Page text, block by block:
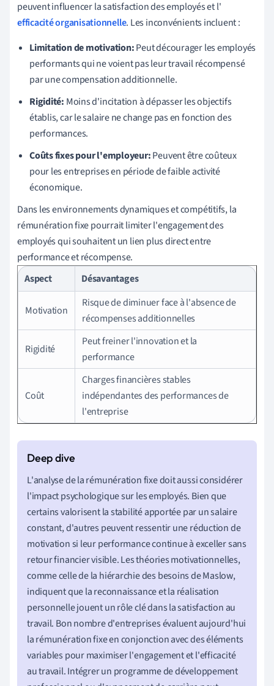
peuvent influencer la satisfaction des employés et l'
efficacité organisationnelle. Les inconvénients incluent :
Limitation de motivation:Peut décourager les employés
performants qui ne voient pas leur travail récompensé
par une compensation additionnelle.
Rigidité: Moins d'incitation à dépasser les objectifs
établis, car le salaire ne change pas en fonction des
performances.
Coûts fixes pour l'employeur:Peuvent être coûteux
pour les entreprises en période de faible activité
économique.
Dans les environnements dynamiques et compétitifs, la
rémunération fixe pourrait limiter l'engagement des
employés qui souhaitent un lien plus direct entre
performance et récompense.
Aspect
Désavantages
Motivation
Risque de diminuer face à l'absence de
récompenses additionnelles
Rigidité
Peut freiner l'innovation et la
performance
Coût
Charges financières stables
indépendantes des performances de
l'entreprise
L'analyse de la rémunération fixe doit aussi considérer
l'impact psychologique sur les employés. Bien que
certains valorisent la stabilité apportée par un salaire
constant, d'autres peuvent ressentir une réduction de
motivation si leur performance continue à exceller sans
retour financier visible. Les théories motivationnelles,
comme celle de la hiérarchie des besoins de Maslow,
indiquent que la reconnaissance et la réalisation
personnelle jouent un rôle clé dans la satisfaction au
travail. Bon nombre d'entreprises évaluent aujourd'hui
la rémunération fixe en conjonction avec des éléments
variables pour maximiser l'engagement et l'efficacité
au travail. Intégrer un programme de développement